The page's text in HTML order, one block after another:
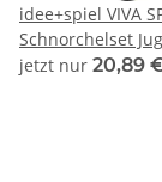
idee+spiel VIVA
Schnorchelset
OhAna 740-21023
jetzt nur 20,89